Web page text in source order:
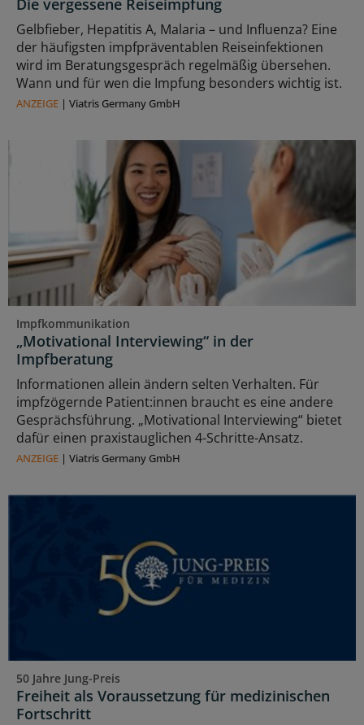
Die vergessene Reiseimpfung
Gelbfieber, Hepatitis A, Malaria – und Influenza? Eine
der häufigsten impfpräventablen Reiseinfektionen
wird im Beratungsgespräch regelmäßig übersehen.
Wann und für wen die Impfung besonders wichtig ist.
ANZEIGE | Viatris Germany GmbH
Impfkommunikation
„Motivational Interviewing“ in der
Impfberatung
Informationen allein ändern selten Verhalten. Für
impfzögernde Patient:innen braucht es eine andere
Gesprächsführung. „Motivational Interviewing“ bietet
dafür einen praxistauglichen 4-Schritte-Ansatz.
ANZEIGE | Viatris Germany GmbH
50 Jahre Jung-Preis
Freiheit als Voraussetzung für medizinischen
Fortschritt